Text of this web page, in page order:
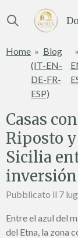
al
principale
Home » Blog
(IT-EN-
DE-FR-
ESP)
»
Casas
Riposto
Sicilia
inversión
Pubblicato il 7
Entre el azul del
del Etna, la zona